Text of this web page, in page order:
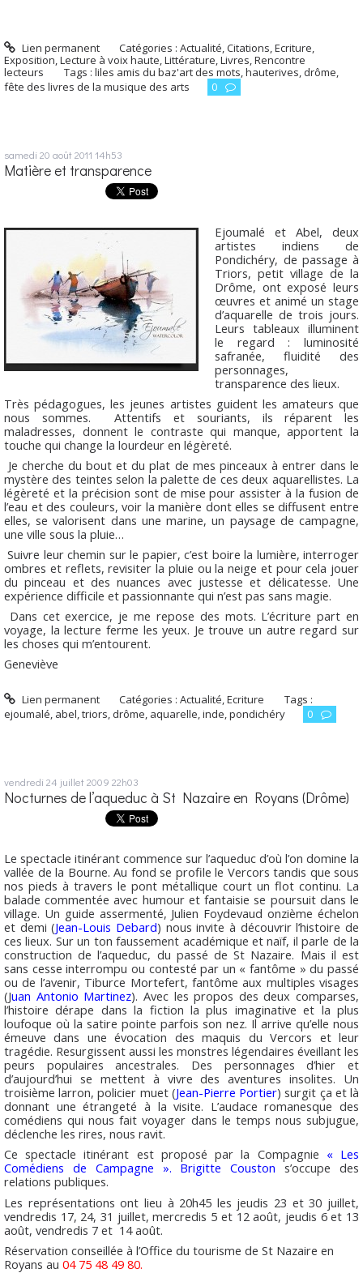
Lien permanent Catégories :Actualité,Citations,Ecriture,
Exposition,Lecture à voix haute,Littérature,Livres,Rencontre
lecteurs
Tags : liles amis du baz'art des mots,hauterives, drôme,
fête des livres de la musique des arts
0
samedi 20 août 2011 14h53
Matière et transparence
Ejoumalé et Abel, deux
artistes indiens de
Pondichéry, de passage à
Triors, petit village de la
Drôme, ont exposé leurs
œuvres et animé un stage
d’aquarelle de trois jours.
Leurs tableaux illuminent
le regard : luminosité
safranée, fluidité des
personnages,
transparence des lieux.
Très pédagogues, les jeunes artistes guident les amateurs que
nous sommes. Attentifs et souriants, ils réparent les
maladresses, donnent le contraste qui manque, apportent la
touche qui change la lourdeur en légèreté.
Je cherche du bout et du plat de mes pinceaux à entrer dans le
mystère des teintes selon la palette de ces deux aquarellistes. La
légèreté et la précision sont de mise pour assister à la fusion de
l’eau et des couleurs, voir la manière dont elles se diffusent entre
elles, se valorisent dans une marine, un paysage de campagne,
une ville sous la pluie…
Suivre leur chemin sur le papier, c’est boire la lumière, interroger
ombres et reflets, revisiter la pluie ou la neige et pour cela jouer
du pinceau et des nuances avec justesse et délicatesse. Une
expérience difficile et passionnante qui n’est pas sans magie.
Dans cet exercice, je me repose des mots. L’écriture part en
voyage, la lecture ferme les yeux. Je trouve un autre regard sur
les choses qui m’entourent.
Geneviève
Lien permanent Catégories :Actualité,Ecriture
Tags :
ejoumalé, abel,triors, drôme, aquarelle,inde,pondichéry 0
vendredi 24 juillet 2009 22h03
Nocturnes de l’aqueduc à St Nazaire en Royans (Drôme)
Le spectacle itinérant commence sur l’aqueduc d’où l’on domine la
vallée de la Bourne. Au fond se profile le Vercors tandis que sous
nos pieds à travers le pont métallique court un flot continu. La
balade commentée avec humour et fantaisie se poursuit dans le
village. Un guide assermenté, Julien Foydevaud onzième échelon
et demi (Jean-Louis Debard) nous invite à découvrir l’histoire de
ces lieux. Sur un ton faussement académique et naïf, il parle de la
construction de l’aqueduc, du passé de St Nazaire. Mais il est
sans cesse interrompu ou contesté par un « fantôme » du passé
ou de l’avenir, Tiburce Mortefert, fantôme aux multiples visages
(Juan Antonio Martinez). Avec les propos des deux comparses,
l’histoire dérape dans la fiction la plus imaginative et la plus
loufoque où la satire pointe parfois son nez. Il arrive qu’elle nous
émeuve dans une évocation des maquis du Vercors et leur
tragédie. Resurgissent aussi les monstres légendaires éveillant les
peurs populaires ancestrales. Des personnages d’hier et
d’aujourd’hui se mettent à vivre des aventures insolites. Un
troisième larron, policier muet (Jean-Pierre Portier) surgit ça et là
donnant une étrangeté à la visite. L’audace romanesque des
comédiens qui nous fait voyager dans le temps nous subjugue,
déclenche les rires, nous ravit.
Ce spectacle itinérant est proposé par la Compagnie « Les
Comédiens de Campagne ». Brigitte Couston s’occupe des
relations publiques.
Les représentations ont lieu à 20h45 les jeudis 23 et 30 juillet,
vendredis 17, 24, 31 juillet, mercredis 5 et 12 août, jeudis 6 et 13
août, vendredis 7 et 14 août.
Réservation conseillée à l’Office du tourisme de St Nazaire en
Royans au 04 75 48 49 80.